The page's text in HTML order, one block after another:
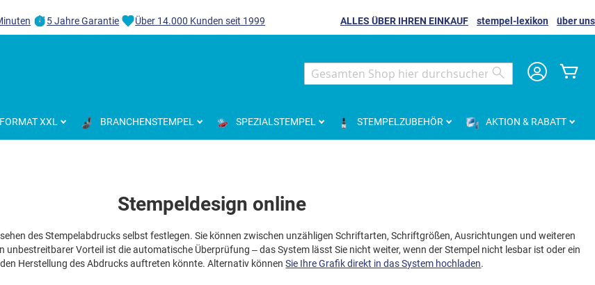
5 Jahre Garantie Über 14.000 Kunden seit 1999 ALLES ÜBER IHREN EINKAUF stempel-lexikon
über uns
Search
XXL BRANCHENSTEMPEL SPEZIALSTEMPEL STEMPELZUBEHÖR AKTION & RABATT
Stempeldesign online
des Stempelabdrucks selbst festlegen. Sie können zwischen unzähligen Schriftarten, Schriftgrößen, Ausrichtungen und weiteren
unbestreitbarer Vorteil ist die automatische Überprüfung – das System lässt Sie nicht weiter, wenn der Stempel nicht lesbar ist oder ein
Herstellung des Abdrucks auftreten könnte. Alternativ könnenSie Ihre Grafik direkt in das System hochladen.